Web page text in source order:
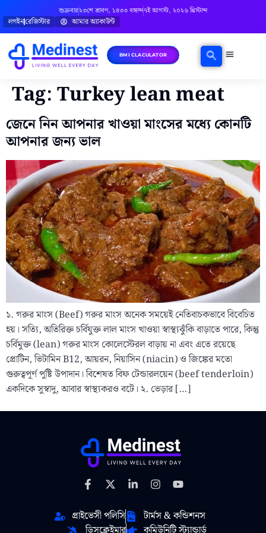
শুক্রবার২৩শে শ্রাবণ, ১৪৩৩ বঙ্গাব্দ৭ই আগস্ট, ২০২৬ খ্রিস্টাব্দ
লগইনরেজিস্টার আমার অ্যাকাউন্ট
BMI CLACULATOR
Tag:Turkey lean meat
জেনে নিন আপনার খাওয়া মাংসের মধ্যে কোনটি
আপনার জন্য ভাল
১. গরুর মাংস (Beef) গরুর মাংস অনেক সময়েই নেতিবাচকভাবে বিবেচিত
হয়। সত্যি, অতিরিক্ত চর্বিযুক্ত লাল মাংস খাওয়া স্বাস্থ্যঝুঁকি বাড়াতে পারে, কিন্তু
চর্বিমুক্ত (lean) গরুর মাংস কোলেস্টেরল বাড়ায় না এবং এতে রয়েছে
প্রোটিন, ভিটামিন B12, আয়রন, নিয়াসিন (niacin) ও জিঙ্কের মতো
গুরুত্বপূর্ণ পুষ্টি উপাদান। বিশেষত বিফ টেন্ডারলয়েন (beef tenderloin)
একদিকে সুস্বাদু, আবার স্বাস্থ্যকরও বটে। ২. ভেড়ার […]
প্রাইভেসী পলিসি
টার্মস & কন্ডিশনস